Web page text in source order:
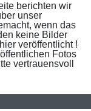
berichten wir
unser
wenn das
keine Bilder
veröffentlicht !
Fotos
vertrauensvoll